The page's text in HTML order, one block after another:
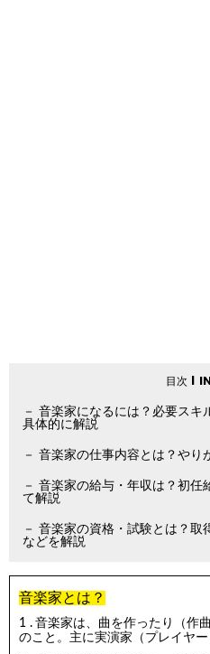
音楽家になるには？必要スキ
具体的に解説
音楽家の仕事内容とは？やり
音楽家の給与・年収は？初任
て解説
音楽家の資格・試験とは？取
などを解説
音楽家とは？
音楽家は、曲を作ったり（作
のこと。主に実演家（プレイヤ